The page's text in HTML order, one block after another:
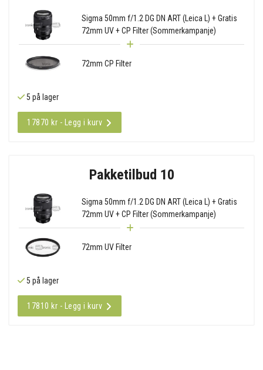
Sigma 50mm f/1.2 DG DN ART (Leica L) + Gratis
72mm UV + CP Filter (Sommerkampanje)
72mm CP Filter
5 på lager
17870 kr - Legg i kurv
Pakketilbud 10
Sigma 50mm f/1.2 DG DN ART (Leica L) + Gratis
72mm UV + CP Filter (Sommerkampanje)
72mm UV Filter
5 på lager
17810 kr - Legg i kurv